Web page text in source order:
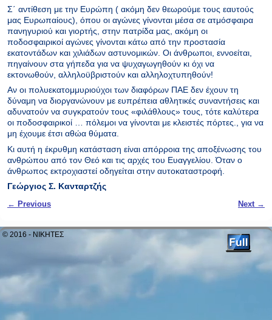
Σ΄ αντίθεση με την Ευρώπη ( ακόμη δεν θεωρούμε τους εαυτούς
μας Ευρωπαίους), όπου οι αγώνες γίνονται μέσα σε ατμόσφαιρα
πανηγυριού και γιορτής, στην πατρίδα μας, ακόμη οι
ποδοσφαιρικοί αγώνες γίνονται κάτω από την προστασία
εκατοντάδων και χιλιάδων αστυνομικών. Οι άνθρωποι, εννοείται,
πηγαίνουν στα γήπεδα για να ψυχαγωγηθούν κι όχι να
εκτονωθούν, αλληλοϋβριστούν και αλληλοχτυπηθούν!
Αν οι πολυεκατομμυριούχοι των διαφόρων ΠΑΕ δεν έχουν τη
δύναμη να διοργανώνουν με ευπρέπεια αθλητικές συναντήσεις και
αδυνατούν να συγκρατούν τους «φιλάθλους» τους, τότε καλύτερα
οι ποδοσφαιρικοί … πόλεμοι να γίνονται με κλειστές πόρτες., για να
μη έχουμε έτσι αθώα θύματα.
Κι αυτή η έκρυθμη κατάσταση είναι απόρροια της αποξένωσης του
ανθρώπου από τον Θεό και τις αρχές του Ευαγγελίου. Όταν ο
άνθρωπος εκτροχιαστεί οδηγείται στην αυτοκαταστροφή.
Γεώργιος Σ. Κανταρτζής
Post navigation
← Previous Next →
© 2016 - ΝΙΚΗΤΕΣ